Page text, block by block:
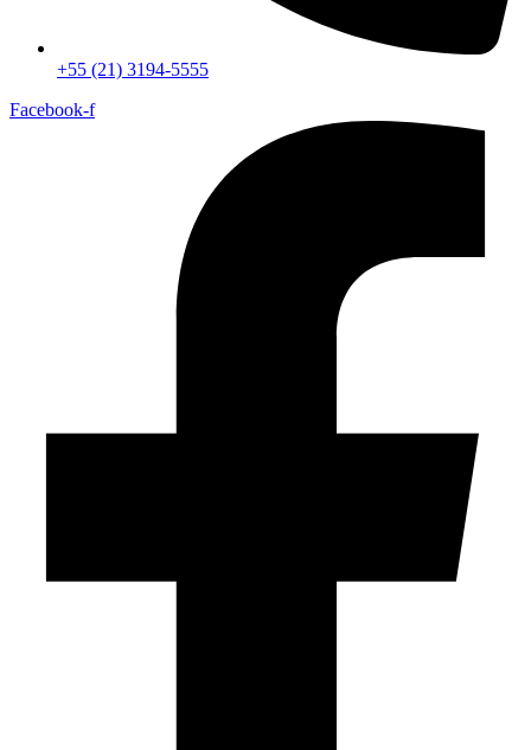
+55 (21) 3194-5555
Facebook-f